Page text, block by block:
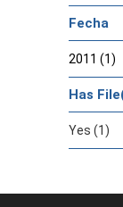
Fecha
2011 (1)
Has
Yes (1)